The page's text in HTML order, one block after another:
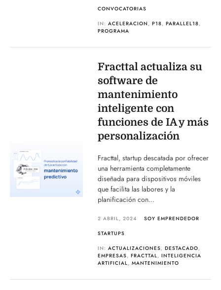
CONVOCATORIAS
IN:ACELERACION ,P18,PARALLEL18,
PROGRAMA
Fracttal actualiza su
software de
mantenimiento
inteligente con
funciones de IA y más
personalización
Fracttal, startup descatada por ofrecer
una herramienta completamente
diseñada para dispositivos móviles
que facilita las labores y la
planificación con...
2 ABRIL, 2024
SOY EMPRENDEDOR
STARTUPS
IN:ACTUALIZACIONES,DESTACADO,
EMPRESAS,FRACTTAL,INTELIGENCIA
ARTIFICIAL,MANTENIMIENTO